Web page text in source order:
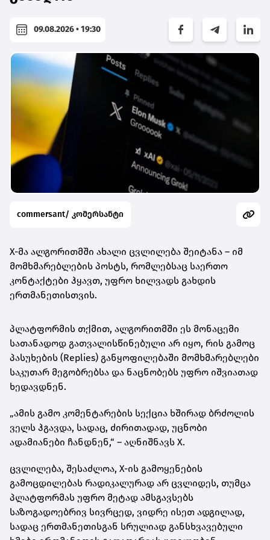
09.08.2026 • 19:30
commersant/ კომერსანტი
X-მა ალგორითმში ახალი ცვლილება შეიტანა – იმ
მომხმარებლების პოსტს, რომლებსაც საერთო
კონტაქტები ჰყავთ, უფრო ხილვადს გახდის
ერთმანეთისთვის.
პლატფორმის თქმით, ალგორითმში ეს მონაცემი
სათანადოდ გათვალისწინებული არ იყო, რის გამოც
პასუხების (Replies) განყოფილებაში მომხმარებლები
საკუთარ მეგობრებსა და ნაცნობებს უფრო იშვიათად
ხედავდნენ.
„ამის გამო კომენტარების სექცია ხშირად ბრძოლის
ველს ჰგავდა, სადაც, ძირითადად, უცნობი
ადამიანები ჩანდნენ,“ – აღნიშნავს X.
ცვლილება, შესაძლოა, X-ის გამოყენების
გამოცდილებას რადიკალურად არ ცვლიდეს, თუმცა
პლატფორმას უფრო მეტად ამსგავსებს
საზოგადოებრივ სივრცედ, ვიდრე ისეთ ადგილად,
სადაც ერთმანეთისგან სრულიად განსხვავებული